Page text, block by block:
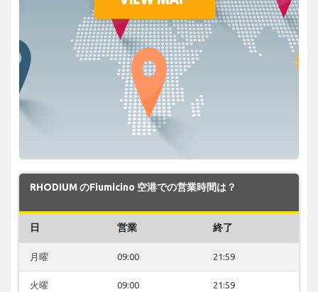
RHODIUM のFiumicino 空港での営業時間は？
日 営業 終了
月曜 09:00 21:59
火曜 09:00 21:59